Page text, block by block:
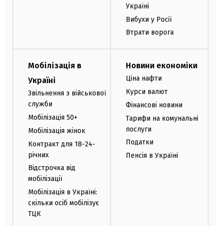
Україні
Вибухи у Росії
Втрати ворога
Мобілізація в
Україні
Звільнення з військової
служби
Мобілізація 50+
Мобілізація жінок
Контракт для 18-24-
річних
Відстрочка від
мобілізації
Мобілізація в Україні:
скільки осіб мобілізує
ТЦК
Новини економіки
Ціна нафти
Курси валют
Фінансові новини
Тарифи на комунальні
послуги
Податки
Пенсія в Україні